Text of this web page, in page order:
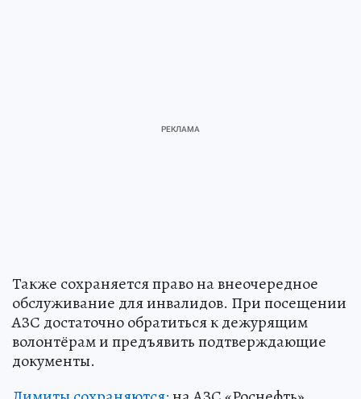
Также сохраняется право на внеочередное
обслуживание для инвалидов. При посещении
АЗС достаточно обратиться к дежурящим
волонтёрам и предъявить подтверждающие
документы.